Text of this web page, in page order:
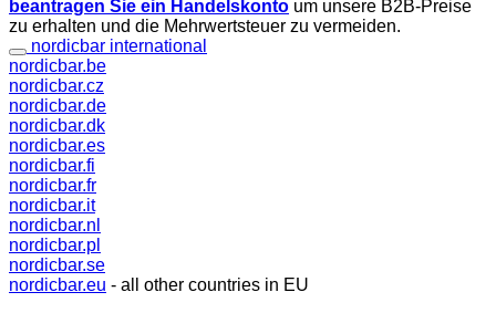
beantragen Sie ein Handelskonto um unsere B2B-Preise
zu erhalten und die Mehrwertsteuer zu vermeiden.
nordicbar international
nordicbar.be
nordicbar.cz
nordicbar.de
nordicbar.dk
nordicbar.es
nordicbar.fi
nordicbar.fr
nordicbar.it
nordicbar.nl
nordicbar.pl
nordicbar.se
nordicbar.eu - all other countries in EU